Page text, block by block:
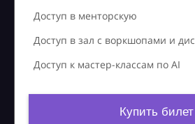
Доступ в менторскую
Доступ в зал с воркшопами и
Доступ к мастер-классам по AI
Купить билет